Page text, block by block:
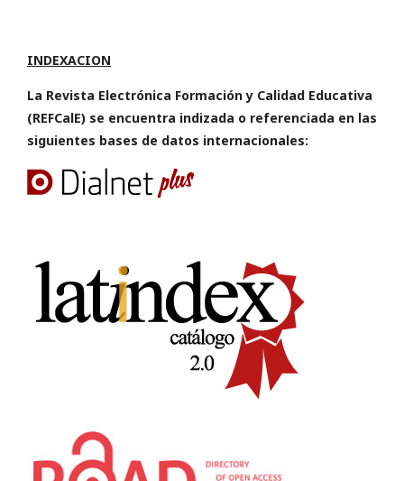
INDEXACION
La Revista Electrónica Formación y Calidad Educativa
(REFCalE) se encuentra indizada o referenciada en las
siguientes bases de datos internacionales: